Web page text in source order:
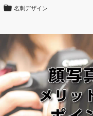
名刺デザイン